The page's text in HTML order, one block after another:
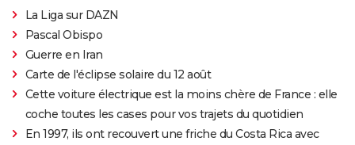
La Liga sur DAZN
Pascal Obispo
Guerre en Iran
Carte de l'éclipse solaire du 12 août
Cette voiture électrique est la moins chère de France : elle
coche toutes les cases pour vos trajets du quotidien
En 1997, ils ont recouvert une friche du Costa Rica avec